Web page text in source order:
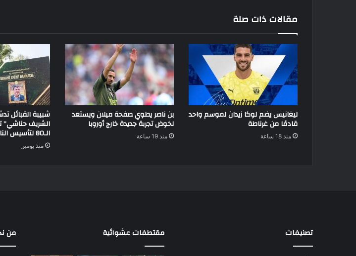
مقالات ذات صلة
ليغانيس يضم لوكا زيدان لموسم واحد
قادمًا من غرناطة
منذ 18 ساعة
بن ناصر يطوي صفحة ميلان ويستعد
لخوض تجربة جديدة خارج أوروبا
منذ 19 ساعة
شبيبة القبائل
الشريف حناشي”
الـ80 لتأسيس النادي
منذ يومين
تصنيفات مقتطفات عشوائية من